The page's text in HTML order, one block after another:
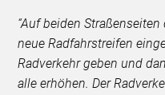
“Auf beiden
neue Radfahrstreifen
Radverkehr geben und
alle erhöhen. Der